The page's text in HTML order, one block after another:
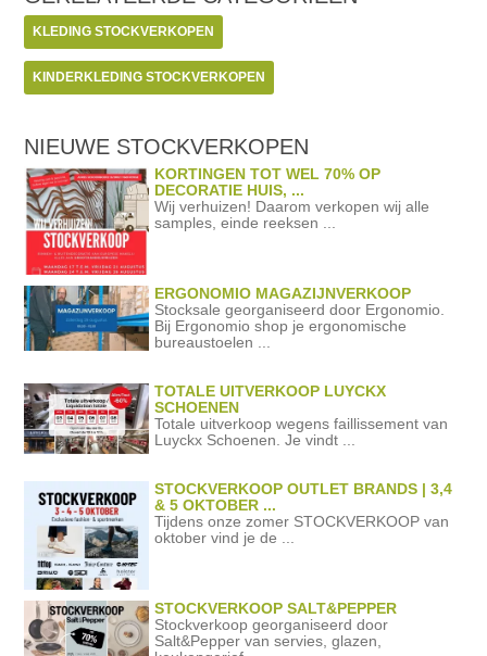
KLEDING STOCKVERKOPEN
KINDERKLEDING STOCKVERKOPEN
NIEUWE STOCKVERKOPEN
KORTINGEN TOT WEL 70% OP
DECORATIE HUIS, ...
Wij verhuizen! Daarom verkopen wij alle
samples, einde reeksen ...
ERGONOMIO MAGAZIJNVERKOOP
Stocksale georganiseerd door Ergonomio.
Bij Ergonomio shop je ergonomische
bureaustoelen ...
TOTALE UITVERKOOP LUYCKX
SCHOENEN
Totale uitverkoop wegens faillissement van
Luyckx Schoenen. Je vindt ...
STOCKVERKOOP OUTLET BRANDS | 3,4
& 5 OKTOBER ...
Tijdens onze zomer STOCKVERKOOP van
oktober vind je de ...
STOCKVERKOOP SALT&PEPPER
Stockverkoop georganiseerd door
Salt&Pepper van servies, glazen,